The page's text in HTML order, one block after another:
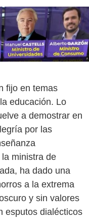
fijo en temas
educación. Lo
a demostrar en
por las
ministra de
ha dado una
a la extrema
y sin valores
esputos dialécticos